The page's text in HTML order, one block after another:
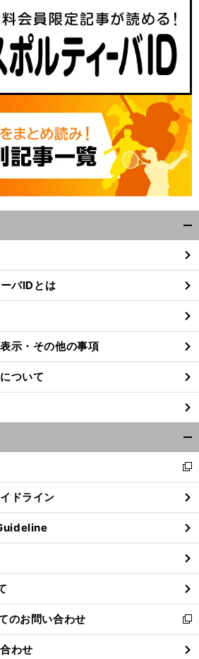
閉
る
バIDとは
示・その他の事項
ついて
閉
る
新
し
い
ウ
ィ
ン
ド
ウ
で
開
く
ドライン
のお問い合わせ
新
し
い
わせ